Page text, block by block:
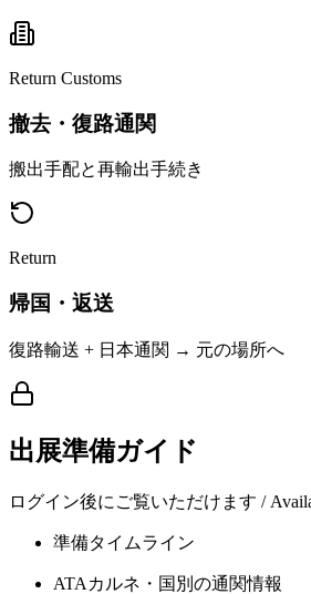
Return Customs
撤去・復路通関
搬出手配と再輸出手続き
Return
帰国・返送
復路輸送 + 日本通関 → 元の場所へ
出展準備ガイド
ログイン後にご覧いただけます /
準備タイムライン
ATAカルネ・国別の通関情報